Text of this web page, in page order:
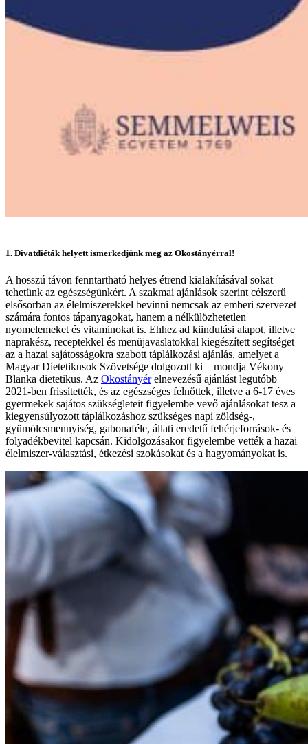
1. Divatdiéták helyett ismerkedjünk meg az Okostányérral!
A hosszú távon fenntartható helyes étrend kialakításával sokat
tehetünk az egészségünkért. A szakmai ajánlások szerint célszerű
elsősorban az élelmiszerekkel bevinni nemcsak az emberi szervezet
számára fontos tápanyagokat, hanem a nélkülözhetetlen
nyomelemeket és vitaminokat is. Ehhez ad kiindulási alapot, illetve
naprakész, receptekkel és menüjavaslatokkal kiegészített segítséget
az a hazai sajátosságokra szabott táplálkozási ajánlás, amelyet a
Magyar Dietetikusok Szövetsége dolgozott ki – mondja Vékony
Blanka dietetikus. Az Okostányérelnevezésű ajánlást legutóbb
2021-ben frissítették, és az egészséges felnőttek, illetve a 6-17 éves
gyermekek sajátos szükségleteit figyelembe vevő ajánlásokat tesz a
kiegyensúlyozott táplálkozáshoz szükséges napi zöldség-,
gyümölcsmennyiség, gabonaféle, állati eredetű fehérjeforrások- és
folyadékbevitel kapcsán. Kidolgozásakor figyelembe vették a hazai
élelmiszer-választási, étkezési szokásokat és a hagyományokat is.